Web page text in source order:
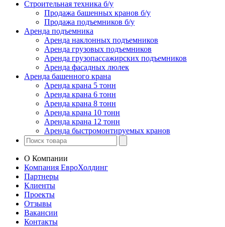
Строительная техника б/у
Продажа башенных кранов б/у
Продажа подъемников б/у
Аренда подъемника
Аренда наклонных подъемников
Аренда грузовых подъемников
Аренда грузопассажирских подъемников
Аренда фасадных люлек
Аренда башенного крана
Аренда крана 5 тонн
Аренда крана 6 тонн
Аренда крана 8 тонн
Аренда крана 10 тонн
Аренда крана 12 тонн
Аренда быстромонтируемых кранов
О Компании
Компания ЕвроХолдинг
Партнеры
Клиенты
Проекты
Отзывы
Вакансии
Контакты